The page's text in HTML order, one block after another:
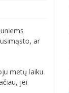
ar
metų laiku.
jei